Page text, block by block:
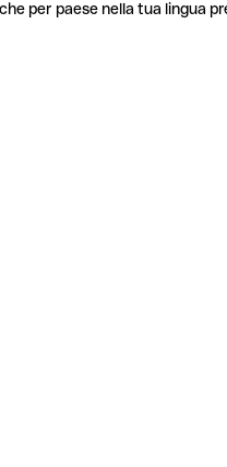
per paese nella tua lingua